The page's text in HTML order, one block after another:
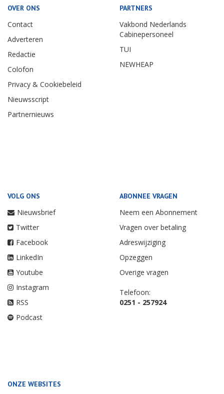
OVER ONS
Contact
Adverteren
Redactie
Colofon
Privacy & Cookiebeleid
Nieuwsscript
Partnernieuws
PARTNERS
Vakbond Nederlands
Cabinepersoneel
TUI
NEWHEAP
VOLG ONS
Nieuwsbrief
Twitter
Facebook
LinkedIn
Youtube
Instagram
RSS
Podcast
ABONNEE VRAGEN
Neem een Abonnement
Vragen over betaling
Adreswijziging
Opzeggen
Overige vragen
Telefoon:
0251 - 257924
ONZE WEBSITES